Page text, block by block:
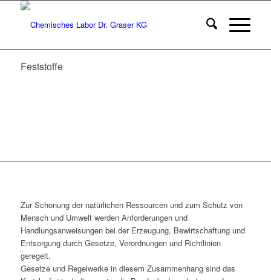
Feststoffe
Zur Schonung der natürlichen Ressourcen und zum Schutz von
Mensch und Umwelt werden Anforderungen und
Handlungsanweisungen bei der Erzeugung, Bewirtschaftung und
Entsorgung durch Gesetze, Verordnungen und Richtlinien
geregelt.
Gesetze und Regelwerke in diesem Zusammenhang sind das